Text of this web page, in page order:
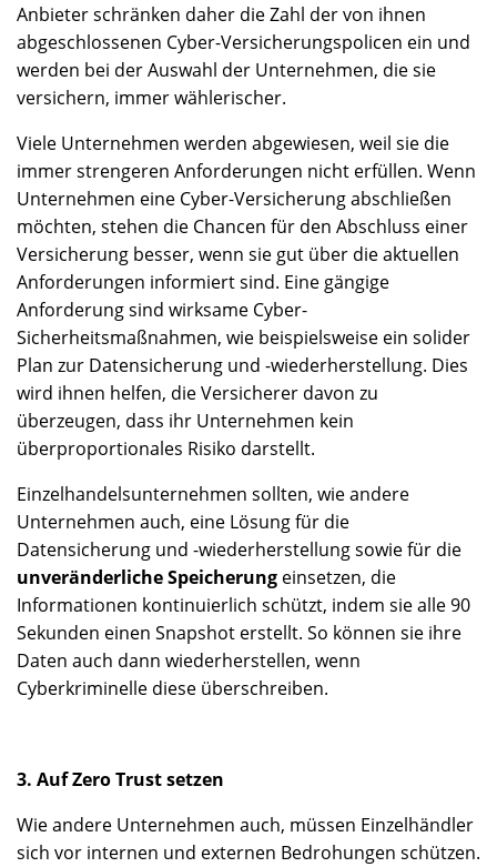
Anbieter schränken daher die Zahl der von ihnen
abgeschlossenen Cyber-Versicherungspolicen ein und
werden bei der Auswahl der Unternehmen, die sie
versichern, immer wählerischer.
Viele Unternehmen werden abgewiesen, weil sie die
immer strengeren Anforderungen nicht erfüllen. Wenn
Unternehmen eine Cyber-Versicherung abschließen
möchten, stehen die Chancen für den Abschluss einer
Versicherung besser, wenn sie gut über die aktuellen
Anforderungen informiert sind. Eine gängige
Anforderung sind wirksame Cyber-
Sicherheitsmaßnahmen, wie beispielsweise ein solider
Plan zur Datensicherung und -wiederherstellung. Dies
wird ihnen helfen, die Versicherer davon zu
überzeugen, dass ihr Unternehmen kein
überproportionales Risiko darstellt.
Einzelhandelsunternehmen sollten, wie andere
Unternehmen auch, eine Lösung für die
Datensicherung und -wiederherstellung sowie für die
unveränderliche Speicherung einsetzen, die
Informationen kontinuierlich schützt, indem sie alle 90
Sekunden einen Snapshot erstellt. So können sie ihre
Daten auch dann wiederherstellen, wenn
Cyberkriminelle diese überschreiben.
3. Auf Zero Trust setzen
Wie andere Unternehmen auch, müssen Einzelhändler
sich vor internen und externen Bedrohungen schützen.